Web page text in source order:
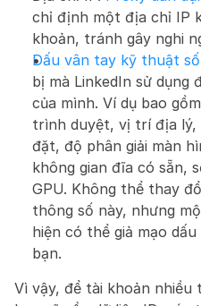
chỉ định một địa chỉ IP
khoản, tránh gây nghi
Dấu vân tay kỹ thuật số
bị mà LinkedIn sử dụng
của mình. Ví dụ bao
trình duyệt, vị trí địa lý,
đặt, độ phân giải màn
không gian đĩa có sẵn,
GPU. Không thể thay
thông số này, nhưng
hiện có thể giả mạo
bạn.
Vì vậy, để tài khoản